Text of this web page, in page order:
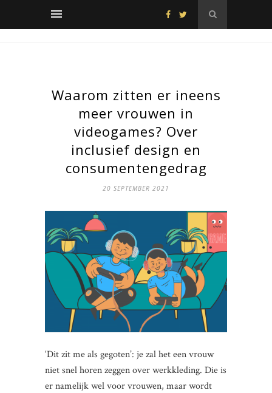
Waarom zitten er ineens
meer vrouwen in
videogames? Over
inclusief design en
consumentengedrag
20 SEPTEMBER 2021
‘Dit zit me als gegoten’: je zal het een vrouw
niet snel horen zeggen over werkkleding. Die is
er namelijk wel voor vrouwen, maar wordt